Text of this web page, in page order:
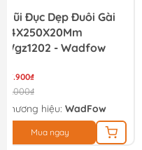
Mũi Đục Nhọn Đuôi Gài
14x250mm WadFow
WGZ1201
27.900₫
31.000₫
Thương hiệu:WadFow
Mua ngay